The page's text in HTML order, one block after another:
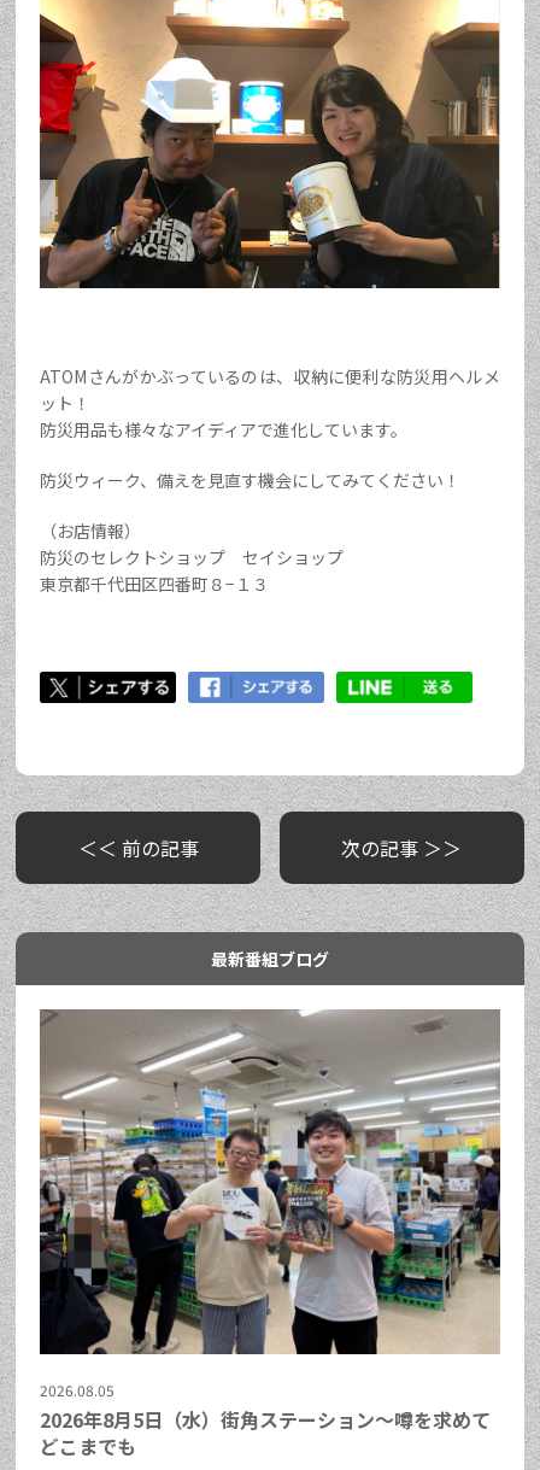
ATOMさんがかぶっているのは、収納に便利な防災用ヘルメ
ット！
防災用品も様々なアイディアで進化しています。
防災ウィーク、備えを見直す機会にしてみてください！
（お店情報）
防災のセレクトショップ セイショップ
東京都千代田区四番町８−１３
＜＜ 前の記事 次の記事 ＞＞
最新番組ブログ
2026.08.05
2026年8月5日（水）街角ステーション～噂を求めて
どこまでも